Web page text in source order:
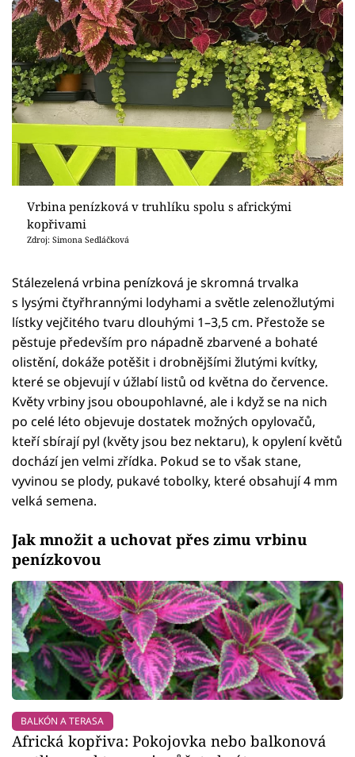
Vrbina penízková v truhlíku spolu s africkými
kopřivami
Zdroj: Simona Sedláčková
Stálezelená vrbina penízková je skromná trvalka
s lysými čtyřhrannými lodyhami a světle zelenožlutými
lístky vejčitého tvaru dlouhými 1–3,5 cm. Přestože se
pěstuje především pro nápadně zbarvené a bohaté
olistění, dokáže potěšit i drobnějšími žlutými kvítky,
které se objevují v úžlabí listů od května do července.
Květy vrbiny jsou oboupohlavné, ale i když se na nich
po celé léto objevuje dostatek možných opylovačů,
kteří sbírají pyl (květy jsou bez nektaru), k opylení květů
dochází jen velmi zřídka. Pokud se to však stane,
vyvinou se plody, pukavé tobolky, které obsahují 4 mm
velká semena.
Jak množit a uchovat přes zimu vrbinu
penízkovou
BALKÓN A TERASA
Africká kopřiva: Pokojovka nebo balkonová